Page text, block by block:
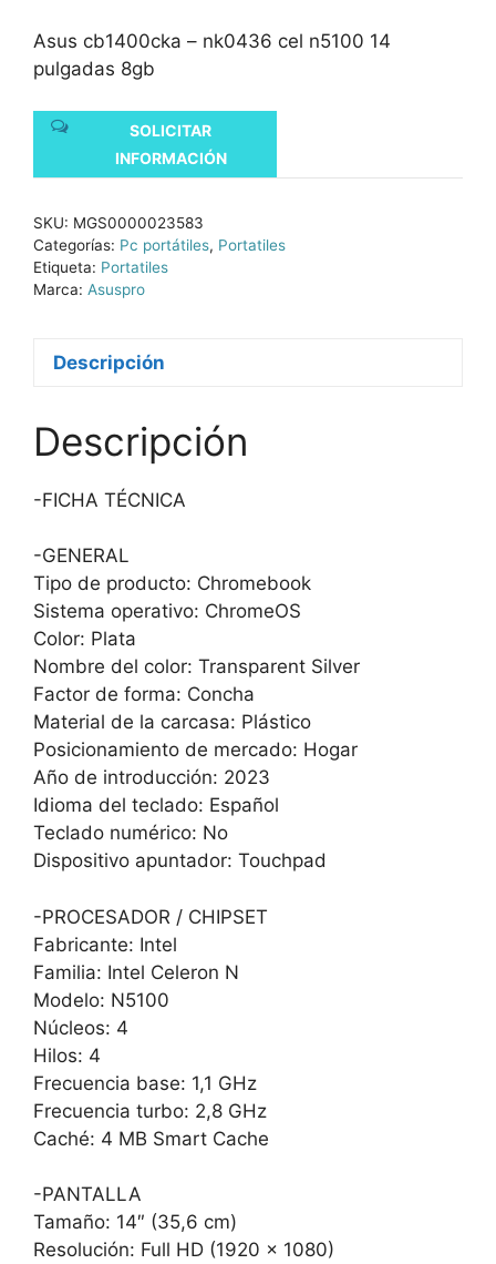
Asus cb1400cka – nk0436 cel n5100 14
pulgadas 8gb
SOLICITAR
INFORMACIÓN
SKU: MGS0000023583
Categorías: Pc portátiles, Portatiles
Etiqueta: Portatiles
Marca: Asuspro
Descripción
Descripción
-FICHA TÉCNICA
-GENERAL
Tipo de producto: Chromebook
Sistema operativo: ChromeOS
Color: Plata
Nombre del color: Transparent Silver
Factor de forma: Concha
Material de la carcasa: Plástico
Posicionamiento de mercado: Hogar
Año de introducción: 2023
Idioma del teclado: Español
Teclado numérico: No
Dispositivo apuntador: Touchpad
-PROCESADOR / CHIPSET
Fabricante: Intel
Familia: Intel Celeron N
Modelo: N5100
Núcleos: 4
Hilos: 4
Frecuencia base: 1,1 GHz
Frecuencia turbo: 2,8 GHz
Caché: 4 MB Smart Cache
-PANTALLA
Tamaño: 14″ (35,6 cm)
Resolución: Full HD (1920 x 1080)